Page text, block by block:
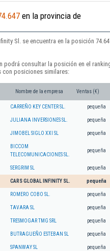
en la provincia de
Sl. se encuentra en la posición
podrá consultar la posición en el
con posiciones similares:
Nombre de la empresa Ventas (€)
CARREÑO KEY CENTER SL. pequeña
JULIANA INVERSIONES SL. pequeña
JIMOBEL SIGLO XXI SL pequeña
BICCOM
TELECOMUNICACIONES SL.
pequeña
SERGRIM SL pequeña
CARS GLOBAL INFINITY SL. pequeña
ROMERO COBO SL. pequeña
TAVARA SL pequeña
TRESMOGAR TMG SRL pequeña
BUTRAGUEÑO ESTEBAN SL pequeña
SPANWAY SL pequeña